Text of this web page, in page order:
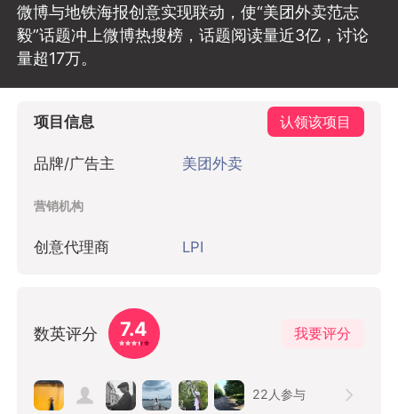
微博与地铁海报创意实现联动，使“美团外卖范志
毅”话题冲上微博热搜榜，话题阅读量近3亿，讨论
量超17万。
项目信息 认领该项目
品牌/广告主 美团外卖
营销机构
创意代理商 LPI
数英评分 7.4 我要评分
22人参与